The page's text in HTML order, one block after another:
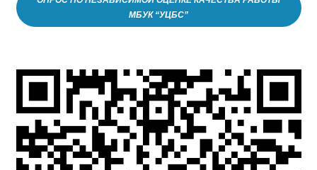
МБУК “УЦБС”